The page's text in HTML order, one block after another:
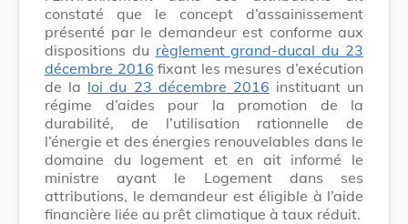
constaté que le concept d’assainissement
présenté par le demandeur est conforme aux
dispositions du règlement grand-ducal du 23
décembre 2016 fixant les mesures d’exécution
de la loi du 23 décembre 2016 instituant un
régime d’aides pour la promotion de la
durabilité, de l’utilisation rationnelle de
l’énergie et des énergies renouvelables dans le
domaine du logement et en ait informé le
ministre ayant le Logement dans ses
attributions, le demandeur est éligible à l’aide
financière liée au prêt climatique à taux réduit.